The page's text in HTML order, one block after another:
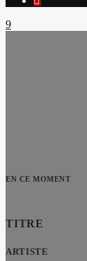
EN CE MOMENT
TITRE
ARTISTE